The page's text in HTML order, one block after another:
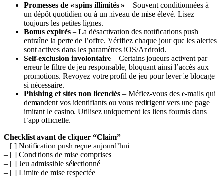
Promesses de « spins illimités » – Souvent conditionnées à
un dépôt quotidien ou à un niveau de mise élevé. Lisez
toujours les petites lignes.
Bonus expirés – La désactivation des notifications push
entraîne la perte de l’offre. Vérifiez chaque jour que les alertes
sont actives dans les paramètres iOS/Android.
Self‑exclusion involontaire – Certains joueurs activent par
erreur le filtre de jeu responsable, bloquant ainsi l’accès aux
promotions. Revoyez votre profil de jeu pour lever le blocage
si nécessaire.
Phishing et sites non licenciés – Méfiez‑vous des e‑mails qui
demandent vos identifiants ou vous redirigent vers une page
imitant le casino. Utilisez uniquement les liens fournis dans
l’app officielle.
Checklist avant de cliquer “Claim”
– [ ] Notification push reçue aujourd’hui
– [ ] Conditions de mise comprises
– [ ] Jeu admissible sélectionné
– [ ] Limite de mise respectée